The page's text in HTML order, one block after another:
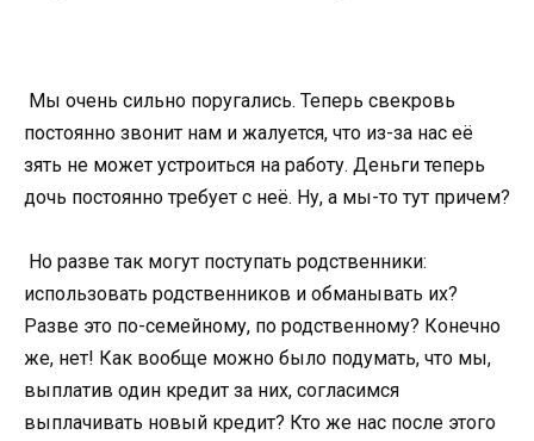
Мы очень сильно поругались. Теперь свекровь
постоянно звонит нам и жалуется, что из-за нас её
зять не может устроиться на работу. Деньги теперь
дочь постоянно требует с неё. Ну, а мы-то тут причем?
Но разве так могут поступать родственники:
использовать родственников и обманывать их?
Разве это по-семейному, по родственному? Конечно
же, нет! Как вообще можно было подумать, что мы,
выплатив один кредит за них, согласимся
выплачивать новый кредит? Кто же нас после этого